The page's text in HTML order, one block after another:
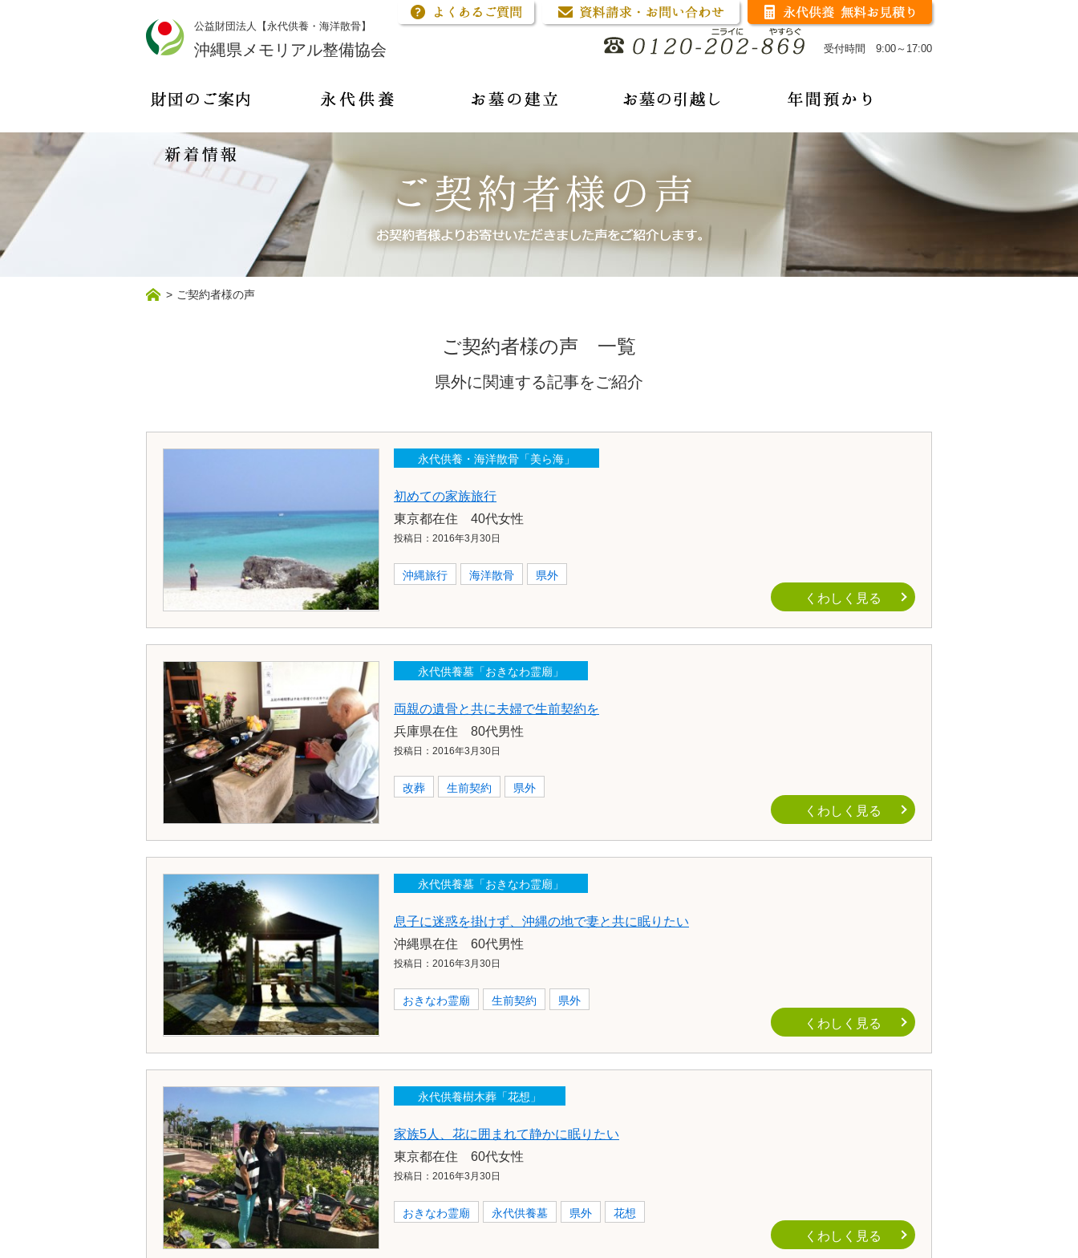
公益財団法人【永代供養・海洋散骨】
沖縄県メモリアル整備協会 受付時間 9:00～17:00
> ご契約者様の声
ご契約者様の声 一覧
県外に関連する記事をご紹介
永代供養・海洋散骨「美ら海」
初めての家族旅行
東京都在住 40代女性
投稿日：2016年3月30日
沖縄旅行 海洋散骨 県外
くわしく見る
永代供養墓「おきなわ霊廟」
両親の遺骨と共に夫婦で生前契約を
兵庫県在住 80代男性
投稿日：2016年3月30日
改葬 生前契約 県外
くわしく見る
永代供養墓「おきなわ霊廟」
息子に迷惑を掛けず、沖縄の地で妻と共に眠りたい
沖縄県在住 60代男性
投稿日：2016年3月30日
おきなわ霊廟 生前契約 県外
くわしく見る
永代供養樹木葬「花想」
家族5人、花に囲まれて静かに眠りたい
東京都在住 60代女性
投稿日：2016年3月30日
おきなわ霊廟 永代供養墓 県外 花想
くわしく見る